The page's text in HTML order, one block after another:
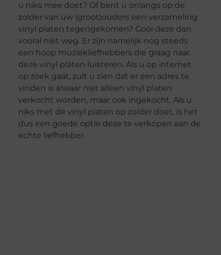
u niks mee doet? Of bent u onlangs op de
zolder van uw (groot)ouders een verzameling
vinyl platen tegengekomen? Gooi deze dan
vooral niet weg. Er zijn namelijk nog steeds
een hoop muziekliefhebbers die graag naar
deze vinyl platen luisteren. Als u op internet
op zoek gaat, zult u zien dat er een adres te
vinden is alwaar niet alleen vinyl platen
verkocht worden, maar ook ingekocht. Als u
niks met de vinyl platen op zolder doet, is het
dus een goede optie deze te verkopen aan de
echte liefhebber.